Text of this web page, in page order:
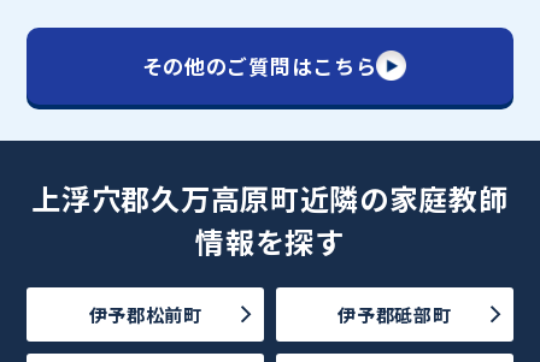
その他のご質問はこちら
上浮穴郡久万高原町近隣の家庭教師
情報を探す
伊予郡松前町 伊予郡砥部町